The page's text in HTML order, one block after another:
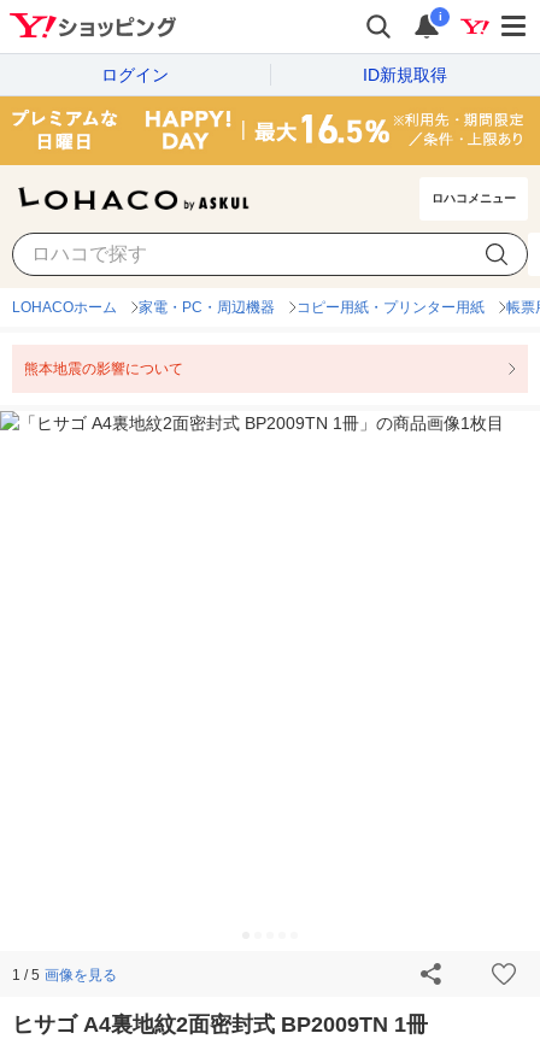
i
ログイン ID新規取得
ロハコメニュー
LOHACOホーム 家電・PC・周辺機器 コピー用紙・プリンター用紙 帳票
熊本地震の影響について
1 / 5 画像を見る
ヒサゴ A4裏地紋2面密封式 BP2009TN 1冊